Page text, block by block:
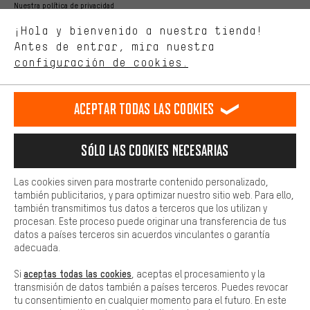
Nuestra política de privacidad
Idioma"
español
ES english
EN Deutsch
DE
RESCINDIR EL CONTRATO Comunidad de Aquisgrán Programa de afiliados
Aviso Legal Protección de datos Condiciones Generales
Plataforma de reportes Reciclaje de baterias
Configuración de las cookies Ajusta el contraste
Todos los precios indicados son en euros e sin MwSt, más
gastos de envío aEstados Unidos.
¡Hola y bienvenido a nuestra tienda!
Antes de entrar, mira nuestra
configuración de cookies.
tienda. Con las cookies de rendimiento, puedes influir en la mejora
de nuestro sitio web y nuestra oferta de la tienda con tu
comportamiento de compra.
Más confort
cookies de comodidad, creamos enlaces a plataformas de redes
sociales. Esto nos permite proporcionarle más contenido e
adicionales que le ayudarán a encontrar los productos adecuados.
preguntas de forma rápida y sencilla.
Básica
Las cookies básicas aseguran que puedas usar nuestro sitio web.
Aceptar todas las cookies
Sólo las cookies necesarias
Las cookies sirven para mostrarte contenido personalizado,
también publicitarios, y para optimizar nuestro sitio web. Para ello,
también transmitimos tus datos a terceros que los utilizan y
procesan. Este proceso puede originar una transferencia de tus
datos a países terceros sin acuerdos vinculantes o garantía
adecuada.
Si aceptas todas las cookies , aceptas el procesamiento y la
transmisión de datos también a países terceros. Puedes revocar
tu consentimiento en cualquier momento para el futuro. En este